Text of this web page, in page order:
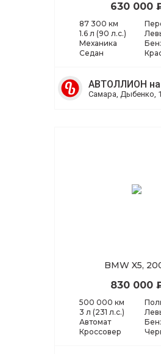
630 000
87 300 км
1.6 л (90 л.с.)
Механика
Седан
АВТОЛЛИОН
Самара, Дыбенко,
BMW X5,
830 000
500 000 км
3 л (231 л.с.)
Автомат
Кроссовер